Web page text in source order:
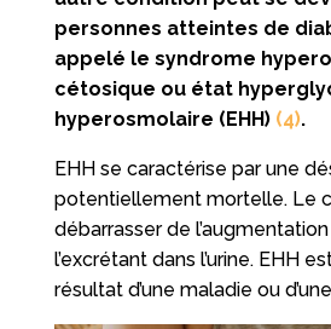
personnes atteintes de
appelé le syndrome
cétosique ou état
hyperosmolaire (EHH) (4).
EHH se caractérise par une
potentiellement mortelle. Le
débarrasser de
l’excrétant dans l’urine. EHH
résultat d’une maladie ou